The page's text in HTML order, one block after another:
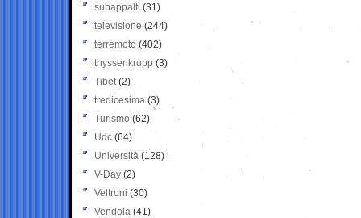
subappalti (31)
televisione(244)
terremoto (402)
thyssenkrupp (3)
Tibet(2)
tredicesima (3)
Turismo (62)
Udc (64)
Università (128)
V-Day (2)
Veltroni (30)
Vendola (41)